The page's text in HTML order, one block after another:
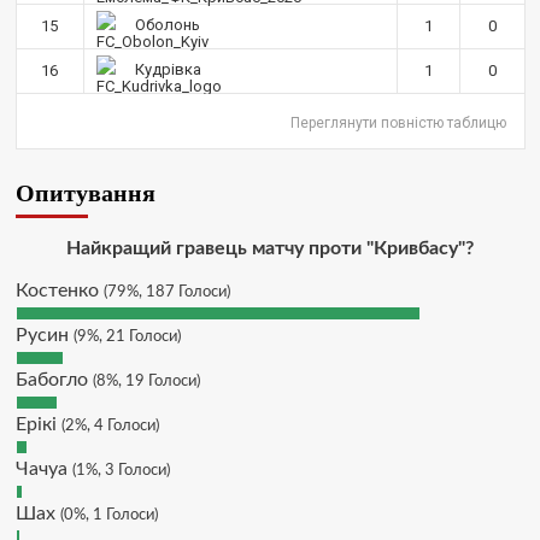
зауважень/ покращень по сайту? І
чи можна на сайт скинути
криптою ltc?
зараз скину.
SVAT :
завтра напишу в інстаграм
Hatsyk :SVAT, без проблем
кинув в ТГ
DJGycle : Tamada
Makiavelli :
Makiavelli :
MaRiO : Трансфери такі шо слів
провалу 🙁
Hatsyk: Makiavelli, вітаємо на
15 Оболонь 1 0
16 Кудрівка 1 0
Переглянути повністю таблицю
Опитування
Найкращий гравець матчу проти "Кривбасу"?
Костенко (79%, 187 Голоси)
Русин (9%, 21 Голоси)
Бабогло (8%, 19 Голоси)
Ерікі (2%, 4 Голоси)
Чачуа (1%, 3 Голоси)
Шах (0%, 1 Голоси)